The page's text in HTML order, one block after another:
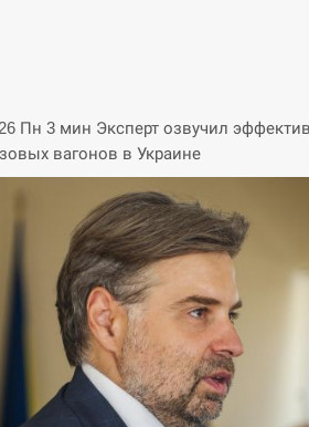
Пн 3 мин Эксперт озвучил
вагонов в Украине